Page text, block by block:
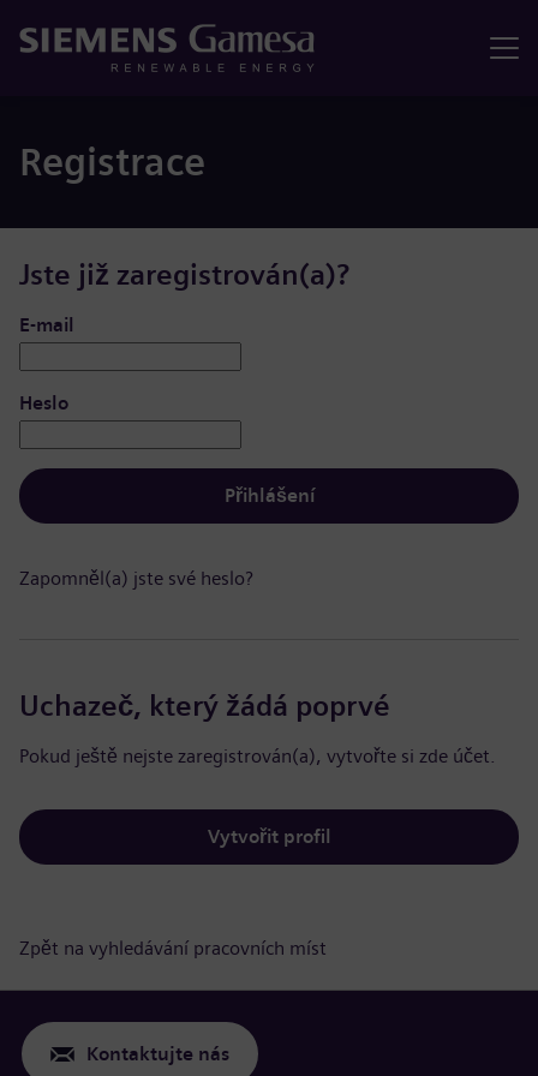
Registrace
Jste již zaregistrován(a)?
Přihlášení: uživatel a heslo
E-mail
Heslo
Přihlášení
Zapomněl(a) jste své heslo?
Uchazeč, který žádá poprvé
Pokud ještě nejste zaregistrován(a), vytvořte si zde účet.
Vytvořit profil
Zpět na vyhledávání pracovních míst
Kontaktujte nás